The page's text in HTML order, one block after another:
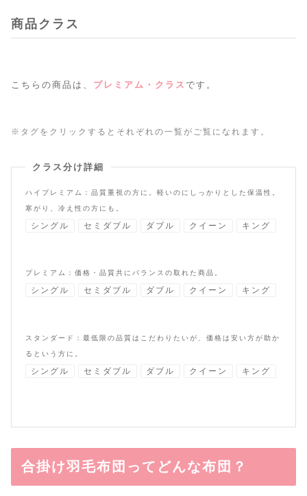
商品クラス
こちらの商品は、 プレミアム・クラス です。
※タグをクリックするとそれぞれの一覧がご覧になれます。
クラス分け詳細
ハイプレミアム：品質重視の方に。軽いのにしっかりとした保温性。
寒がり、冷え性の方にも。
シングル セミダブル ダブル クイーン キング
プレミアム：価格・品質共にバランスの取れた商品。
シングル セミダブル ダブル クイーン キング
スタンダード：最低限の品質はこだわりたいが、価格は安い方が助か
るという方に。
シングル セミダブル ダブル クイーン キング
合掛け羽毛布団ってどんな布団？